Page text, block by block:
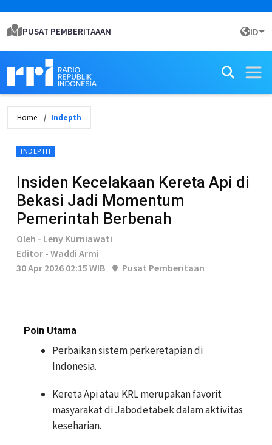
PUSAT PEMBERITAAAN ID
Home Indepth
INDEPTH
Insiden Kecelakaan Kereta Api di
Bekasi Jadi Momentum
Pemerintah Berbenah
Oleh - Leny Kurniawati
Editor - Waddi Armi
30 Apr 2026 02:15 WIB
Pusat Pemberitaan
Poin Utama
Perbaikan sistem perkeretapian di
Indonesia.
Kereta Api atau KRL merupakan favorit
masyarakat di Jabodetabek dalam aktivitas
keseharian.